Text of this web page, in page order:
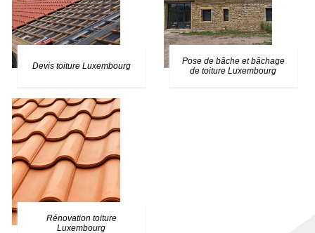
Devis toiture Luxembourg
Pose de bâche et bâchage
de toiture Luxembourg
Rénovation toiture
Luxembourg